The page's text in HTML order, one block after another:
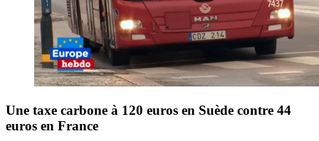
Une taxe carbone à 120 euros en Suède contre 44
euros en France